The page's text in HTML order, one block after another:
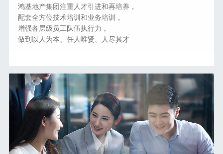
鸿基地产集团注重人才引进和再培养，
配套全方位技术培训和业务培训，
增强各层级员工队伍执行力，
做到以人为本、任人唯贤、人尽其才